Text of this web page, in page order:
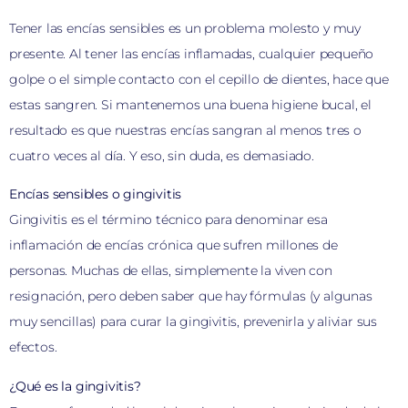
Tener las encías sensibles es un problema molesto y muy
presente. Al tener las encías inflamadas, cualquier pequeño
golpe o el simple contacto con el cepillo de dientes, hace que
estas sangren. Si mantenemos una buena higiene bucal, el
resultado es que nuestras encías sangran al menos tres o
cuatro veces al día. Y eso, sin duda, es demasiado.
Encías sensibles o gingivitis
Gingivitis es el término técnico para denominar esa
inflamación de encías crónica que sufren millones de
personas. Muchas de ellas, simplemente la viven con
resignación, pero deben saber que hay fórmulas (y algunas
muy sencillas) para curar la gingivitis, prevenirla y aliviar sus
efectos.
¿Qué es la gingivitis?